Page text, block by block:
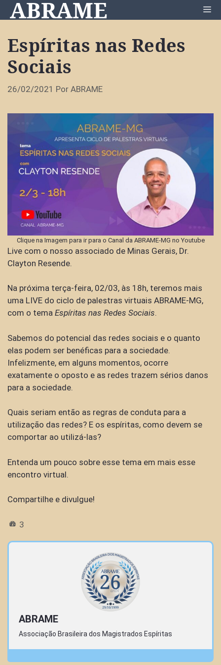
Pular
para
conteúdo
ABRAME
Espíritas nas Redes
Sociais
26/02/2021 Por ABRAME
Clique na Imagem para ir para o Canal da ABRAME-MG no Youtube
Live com o nosso associado de Minas Gerais, Dr.
Clayton Resende.
Na próxima terça-feira, 02/03, às 18h, teremos mais
uma LIVE do ciclo de palestras virtuais ABRAME-MG,
com o tema Espíritas nas Redes Sociais.
Sabemos do potencial das redes sociais e o quanto
elas podem ser benéficas para a sociedade.
Infelizmente, em alguns momentos, ocorre
exatamente o oposto e as redes trazem sérios danos
para a sociedade.
Quais seriam então as regras de conduta para a
utilização das redes? E os espíritas, como devem se
comportar ao utilizá-las?
Entenda um pouco sobre esse tema em mais esse
encontro virtual.
Compartilhe e divulgue!
3
ABRAME
Associação Brasileira dos Magistrados Espíritas